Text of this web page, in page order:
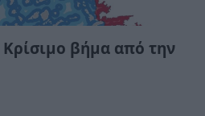
Kρίσιμο βήμα από την